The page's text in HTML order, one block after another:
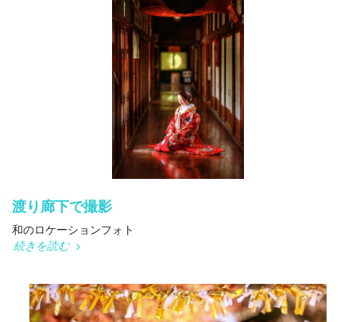
渡り廊下で撮影
和のロケーションフォト
続きを読む